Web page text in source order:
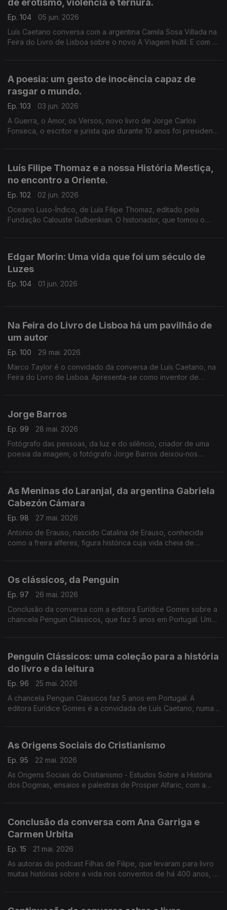
de erotismo, violência e ternura.
Ep. 104
05 jun. 2026
Luís Caetano conversa com a argentina Camila Sosa Villada na
Feira do Livro de Lisboa sobre o novo A Viagem Inútil. E com a
A poesia: um gesto de inocência capaz de
rasgar o mundo.
Ep. 103
03 jun. 2026
A Guerra, o Amor, os Versos, novo livro de Jorge Carlos
Fonseca, o escritor e jurista que durante 10 anos foi presidente
Luís Filipe Thomaz e a nossa História Mestiça,
no encontro a Oriente.
Ep. 102
02 jun. 2026
Oceano Luso-Índico, de Luís Filipe Thomaz, editado pela
Fundação Calouste Gulbenkian. O historiador, que tomou o
Edgar Morin: Uma vida que foi um século de
Luzes
Ep. 104 01 jun. 2026
Na Feira do Livro de Lisboa há um pavilhão de
um autor
Ep. 100
29 mai. 2026
Marco Taylor é o convidado da conversa de Luís Caetano, na
Feira do Livro de Lisboa. Apresenta-se como inventor de
de ter um livro na mão.
Jorge Barros
Ep. 99
28 mai. 2026
Fotógrafo das pessoas, da luz e do silêncio, criador de uma
poesia da imagem, o fotógrafo Jorge Barros deixou-nos
As Meninas do Laranjal, da argentina Gabriela
Cabezón Cámara
Ep. 98
27 mai. 2026
Antonio de Erauso, nascido Catalina de Erauso, conhecida
como a freira alferes, figura histórica cuja vida cheia de
Os clássicos, da Penguin
Ep. 97
26 mai. 2026
Conclusão da conversa com a editora Eurídice Gomes sobre a
chancela Penguin Clássicos, que faz 5 anos em Portugal. Um
Penguin Clássicos: uma coleção para a história
do livro e da leitura
Ep. 96
25 mai. 2026
A chancela Penguin Clássicos faz 5 anos em Portugal. A
editora Eurídice Gomes é a convidada de Luís Caetano, numa
As Origens Sociais do Cristianismo
Ep. 95
22 mai. 2026
As Origens Sociais do Cristianismo - Estudos Sobre a História
dos Dogmas, ensaios e palestras de Prosper Alfaric, com a
Conclusão da conversa com Ana Garriga e
Carmen Urbita
Ep. 15
21 mai. 2026
As autoras do podcast Filhas de Filipe, que levaram para livro
muitas histórias sobre a vida nos conventos de há 400 anos, à